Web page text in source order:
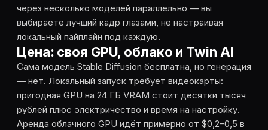
через несколько моделей параллельно — вы
выбираете лучший кадр глазами, не настраивая
локальный пайплайн под каждую.
Цена: своя GPU, облако и Twin AI
Сама модель Stable Diffusion бесплатна, но генерация
— нет. Локальный запуск требует видеокарты:
пригодная GPU на 24 ГБ VRAM стоит десятки тысяч
рублей плюс электричество и время на настройку.
Аренда облачного GPU идёт примерно от $0,2–0,5 в